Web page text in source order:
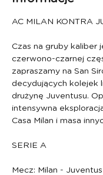
AC MILAN KONTRA
Czas na gruby kaliber
czerwono-czarnej
zapraszamy na San
decydujących kolejek
drużynę Juventusu.
intensywna
Casa Milan i masa
SERIE A
Mecz: Milan - Juventus